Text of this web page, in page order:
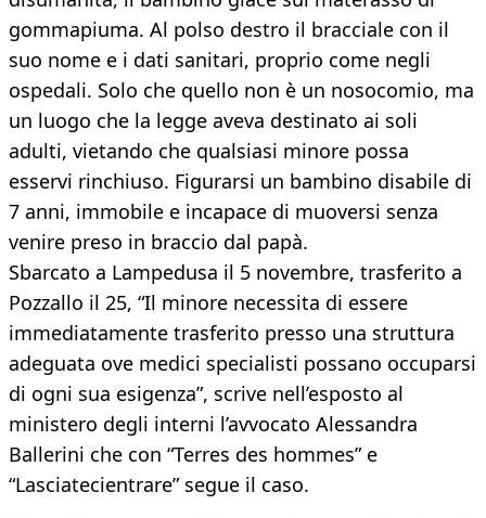
gommapiuma. Al polso destro il bracciale con il
suo nome e i dati sanitari, proprio come negli
ospedali. Solo che quello non è un nosocomio, ma
un luogo che la legge aveva destinato ai soli
adulti, vietando che qualsiasi minore possa
esservi rinchiuso. Figurarsi un bambino disabile di
7 anni, immobile e incapace di muoversi senza
venire preso in braccio dal papà.
Sbarcato a Lampedusa il 5 novembre, trasferito a
Pozzallo il 25, “Il minore necessita di essere
immediatamente trasferito presso una struttura
adeguata ove medici specialisti possano occuparsi
di ogni sua esigenza”, scrive nell’esposto al
ministero degli interni l’avvocato Alessandra
Ballerini che con “Terres des hommes” e
“Lasciatecientrare” segue il caso.